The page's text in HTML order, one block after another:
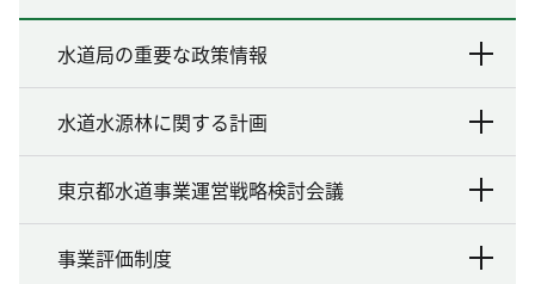
水道局の重要な政策情報
水道水源林に関する計画
東京都水道事業運営戦略検討会議
事業評価制度